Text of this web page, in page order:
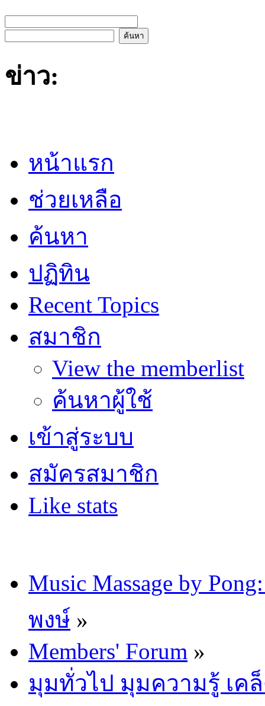
ข่าว:
หน้าแรก
ช่วยเหลือ
ค้นหา
ปฏิทิน
Recent Topics
สมาชิก
View the memberlist
ค้นหาผู้ใช้
เข้าสู่ระบบ
สมัครสมาชิก
Like stats
Music Massage by
พงษ์ »
Members' Forum »
มุมทั่วไป มุมความรู้ เค